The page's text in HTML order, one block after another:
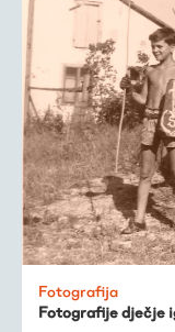
Fotografija
Fotografije dječje